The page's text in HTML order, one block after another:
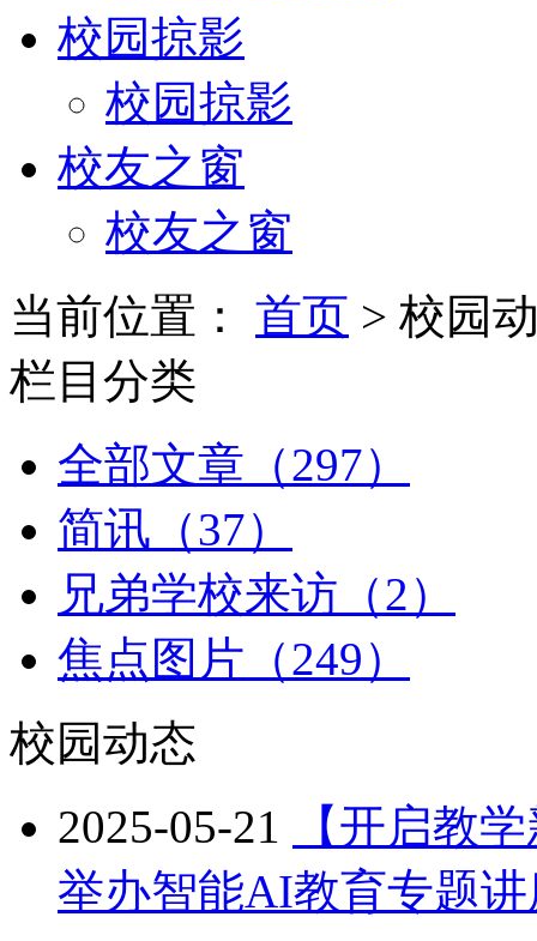
校园掠影
校园掠影
校友之窗
校友之窗
当前位置： 首页 > 校园
栏目分类
全部文章（297）
简讯（37）
兄弟学校来访（2）
焦点图片（249）
校园动态
2025-05-21
【开启教
举办智能AI教育专题